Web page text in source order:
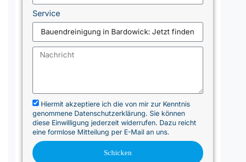
Service
Hiermit akzeptiere ich die von mir zur Kenntnis
genommene Datenschutzerklärung. Sie können
diese Einwilligung jederzeit widerrufen. Dazu reicht
eine formlose Mitteilung per E-Mail an uns.
Schicken